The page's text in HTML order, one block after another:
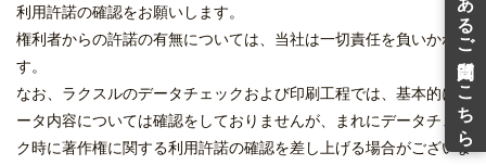
利用許諾の確認をお願いします。
権利者からの許諾の有無については、当社は一切責任を負いかねま
す。
なお、ラクスルのデータチェックおよび印刷工程では、基本的にデ
ータ内容については確認をしておりませんが、まれにデータチェッ
ク時に著作権に関する利用許諾の確認を差し上げる場合がございま